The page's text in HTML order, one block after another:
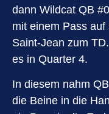
dann Wildcat QB
mit einem Pass
Saint-Jean zum
es in Quarter 4.
In diesem nahm
die Beine in die